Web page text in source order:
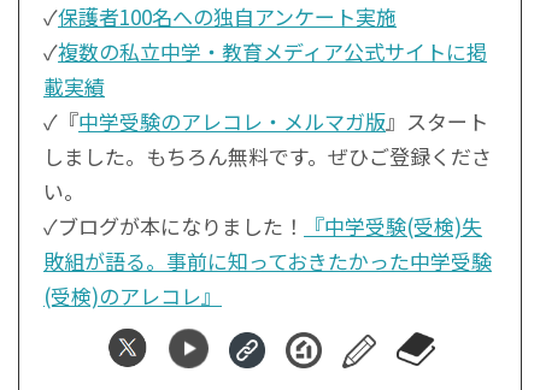
✓保護者100名への独自アンケート実施
✓複数の私立中学・教育メディア公式サイトに掲
載実績
✓『中学受験のアレコレ・メルマガ版』スタート
しました。もちろん無料です。ぜひご登録くださ
い。
✓ブログが本になりました！
『中学受験(受検)失
敗組が語る。事前に知っておきたかった中学受験
(受検)のアレコレ』